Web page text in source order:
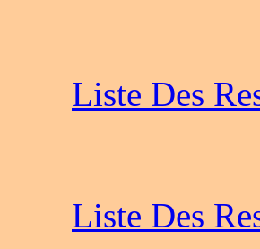
Liste Des
Liste Des